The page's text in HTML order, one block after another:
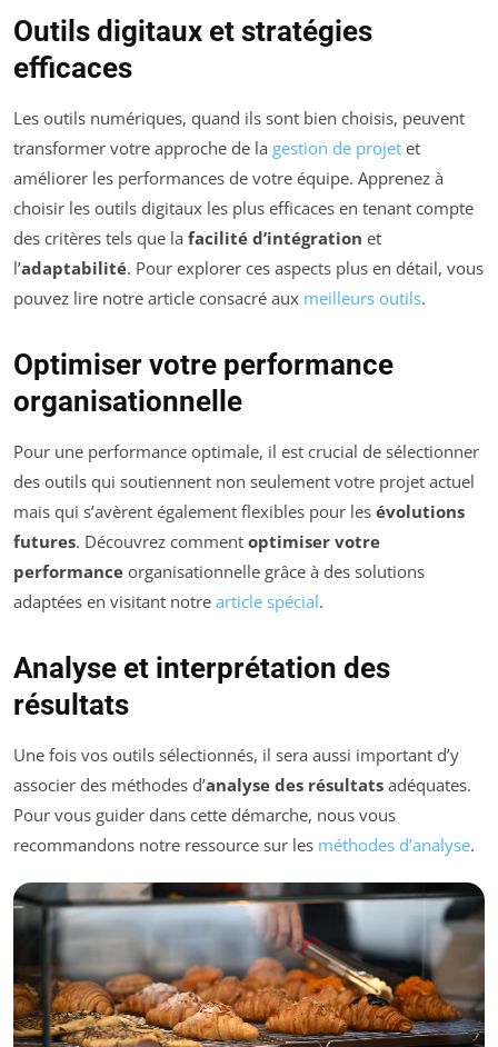
Outils digitaux et stratégies
efficaces
Les outils numériques, quand ils sont bien choisis, peuvent
transformer votre approche de la gestion de projet et
améliorer les performances de votre équipe. Apprenez à
choisir les outils digitaux les plus efficaces en tenant compte
des critères tels que la facilité d’intégration et
l’adaptabilité. Pour explorer ces aspects plus en détail, vous
pouvez lire notre article consacré aux meilleurs outils.
Optimiser votre performance
organisationnelle
Pour une performance optimale, il est crucial de sélectionner
des outils qui soutiennent non seulement votre projet actuel
mais qui s’avèrent également flexibles pour les évolutions
futures. Découvrez comment optimiser votre
performance organisationnelle grâce à des solutions
adaptées en visitant notre article spécial.
Analyse et interprétation des
résultats
Une fois vos outils sélectionnés, il sera aussi important d’y
associer des méthodes d’analyse des résultats adéquates.
Pour vous guider dans cette démarche, nous vous
recommandons notre ressource sur les méthodes d’analyse.